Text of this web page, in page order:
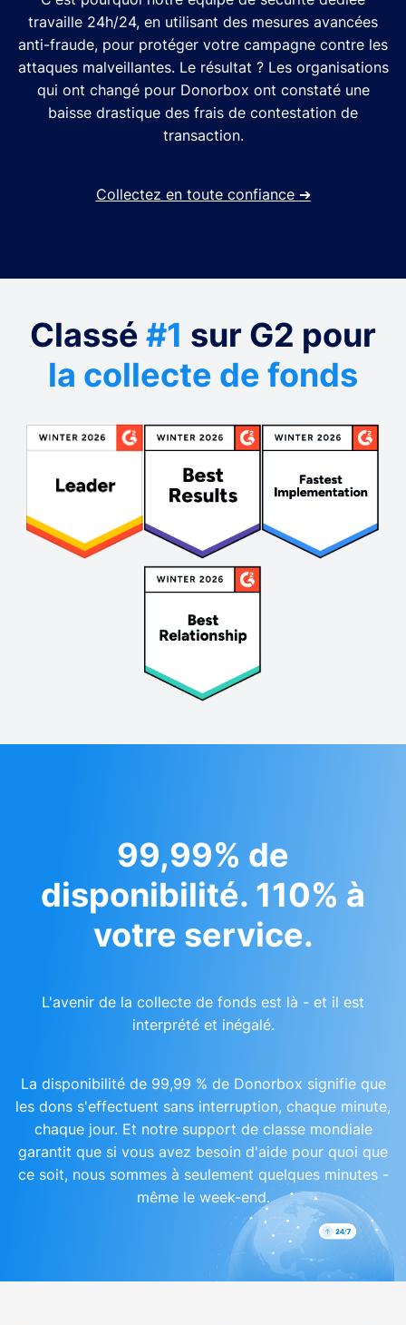
travaille 24h/24, en utilisant des mesures avancées
anti-fraude, pour protéger votre campagne contre les
attaques malveillantes. Le résultat ? Les organisations
qui ont changé pour Donorbox ont constaté une
baisse drastique des frais de contestation de
transaction.
Collectez en toute confiance ➔
Classé #1 sur G2 pour
la collecte de fonds
99,99% de
disponibilité. 110% à
votre service.
L'avenir de la collecte de fonds est là - et il est
interprété et inégalé.
La disponibilité de 99,99 % de Donorbox signifie que
les dons s'effectuent sans interruption, chaque minute,
chaque jour. Et notre support de classe mondiale
garantit que si vous avez besoin d'aide pour quoi que
ce soit, nous sommes à seulement quelques minutes -
même le week-end.